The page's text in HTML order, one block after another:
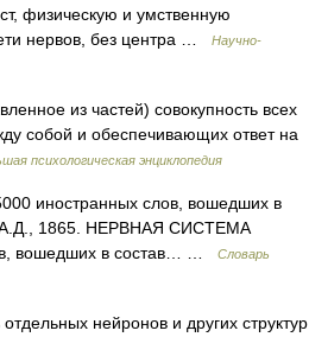
физическую и умственную
нервов, без центра …
Научно-
из частей) совокупность всех
собой и обеспечивающих ответ на
психологическая энциклопедия
иностранных слов, вошедших в
А.Д., 1865. НЕРВНАЯ СИСТЕМА
вошедших в состав… …
Словарь
нейронов и других структур